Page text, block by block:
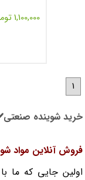
1,100,000 تومان
1
خرید شوینده
فروش آنلاین مواد
اولین جایی که ما